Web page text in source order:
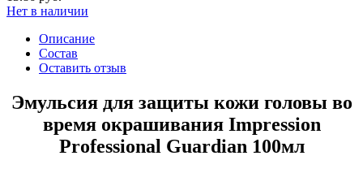
Нет в наличии
Описание
Состав
Оставить отзыв
Эмульсия для защиты кожи головы во
время окрашивания Impression
Professional Guardian 100мл